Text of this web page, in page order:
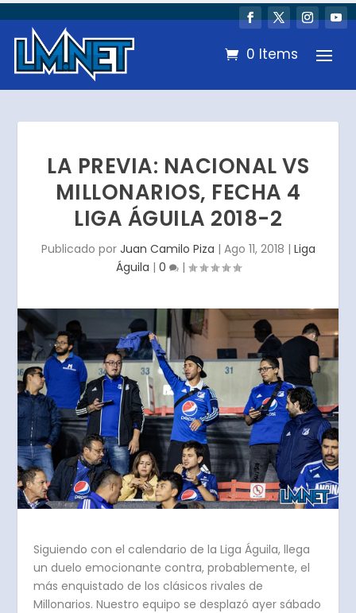
0 Items
LA PREVIA: NACIONAL VS
MILLONARIOS, FECHA 4
LIGA ÁGUILA 2018-2
Publicado por Juan Camilo Piza | Ago 11, 2018 | Liga
Águila | 0 |
Siguiendo con el calendario de la Liga Águila, llega
un duelo emocionante contra, probablemente, el
más enquistado de los clásicos rivales de
Millonarios. Nuestro equipo se desplazó ayer sábado